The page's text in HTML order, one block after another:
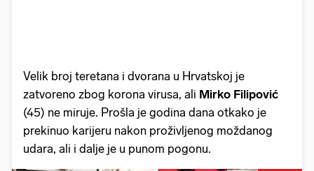
Velik broj teretana i dvorana u Hrvatskoj je
zatvoreno zbog korona virusa, ali Mirko Filipović
(45) ne miruje. Prošla je godina dana otkako je
prekinuo karijeru nakon proživljenog moždanog
udara, ali i dalje je u punom pogonu.